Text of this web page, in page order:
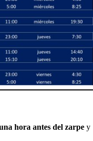
hora antes del zarpe y